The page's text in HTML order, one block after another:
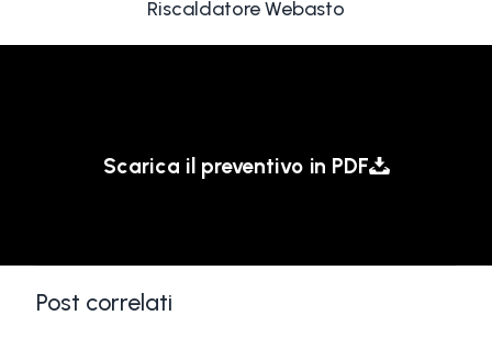
Riscaldatore Webasto
Scarica il preventivo in PDF
Post correlati